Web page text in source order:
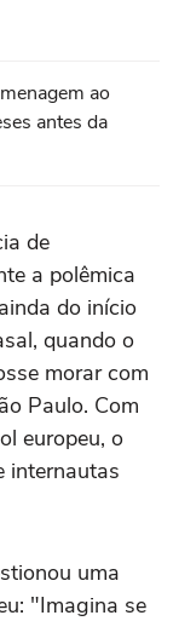
ao
antes da
de
a polêmica
do início
quando o
morar com
Paulo. Com
europeu, o
internautas
uma
"Imagina se